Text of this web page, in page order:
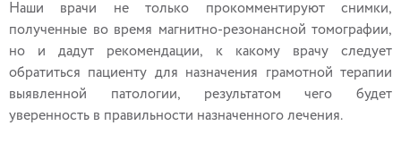
Наши врачи не только прокомментируют снимки,
полученные во время магнитно-резонансной томографии,
но и дадут рекомендации, к какому врачу следует
обратиться пациенту для назначения грамотной терапии
выявленной патологии, результатом чего будет
уверенность в правильности назначенного лечения.